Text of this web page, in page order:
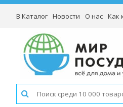
В Каталог Новости О нас Как